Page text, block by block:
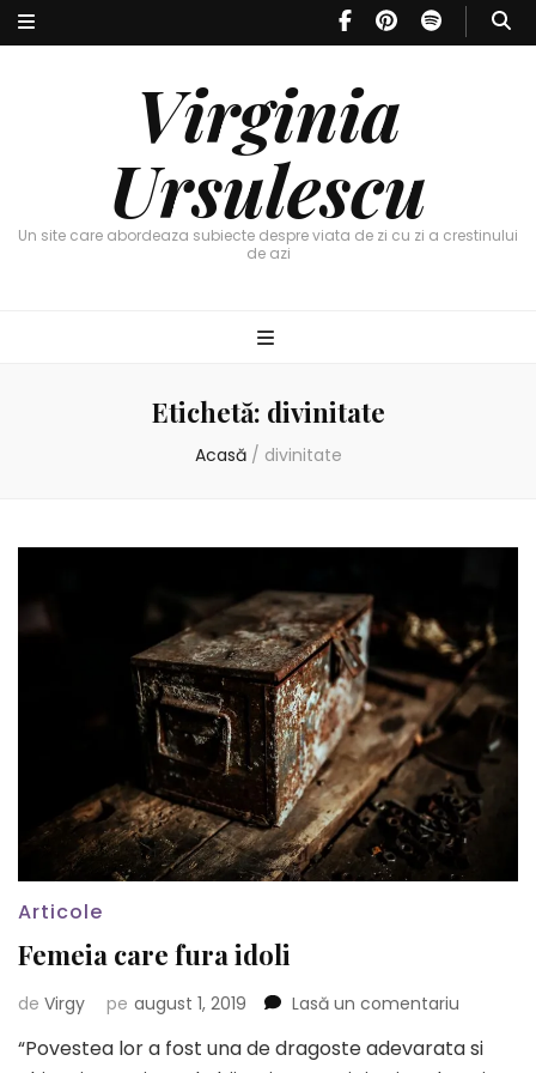
Virginia
Ursulescu
Un site care abordeaza subiecte despre viata de zi cu zi a crestinului
de azi
Etichetă: divinitate
Acasă / divinitate
Articole
Femeia care fura idoli
de Virgy pe august 1, 2019 Lasă un comentariu
care
“Povestea lor a fost una de dragoste adevarata si